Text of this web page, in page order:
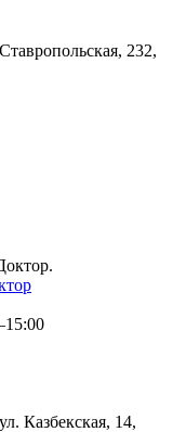
232,
Казбекская, 14,